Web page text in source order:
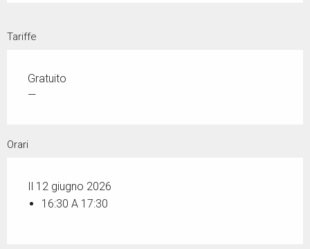
Tariffe
Gratuito
—
Orari
Il 12 giugno 2026
16:30 A 17:30